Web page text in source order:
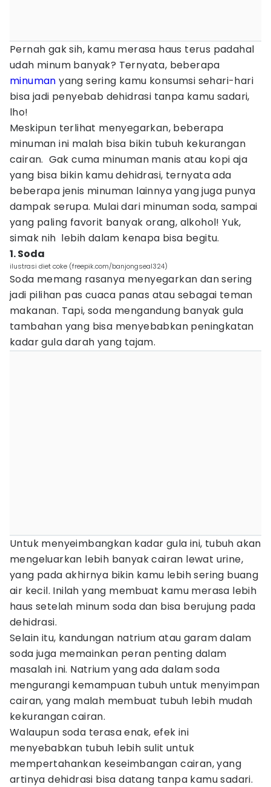
Pernah gak sih, kamu merasa haus terus padahal
udah minum banyak? Ternyata, beberapa
minuman yang sering kamu konsumsi sehari-hari
bisa jadi penyebab dehidrasi tanpa kamu sadari,
lho!
Meskipun terlihat menyegarkan, beberapa
minuman ini malah bisa bikin tubuh kekurangan
cairan. Gak cuma minuman manis atau kopi aja
yang bisa bikin kamu dehidrasi, ternyata ada
beberapa jenis minuman lainnya yang juga punya
dampak serupa. Mulai dari minuman soda, sampai
yang paling favorit banyak orang, alkohol! Yuk,
simak nih lebih dalam kenapa bisa begitu.
1. Soda
ilustrasi diet coke (freepik.com/banjongseal324)
Soda memang rasanya menyegarkan dan sering
jadi pilihan pas cuaca panas atau sebagai teman
makanan. Tapi, soda mengandung banyak gula
tambahan yang bisa menyebabkan peningkatan
kadar gula darah yang tajam.
Untuk menyeimbangkan kadar gula ini, tubuh akan
mengeluarkan lebih banyak cairan lewat urine,
yang pada akhirnya bikin kamu lebih sering buang
air kecil. Inilah yang membuat kamu merasa lebih
haus setelah minum soda dan bisa berujung pada
dehidrasi.
Selain itu, kandungan natrium atau garam dalam
soda juga memainkan peran penting dalam
masalah ini. Natrium yang ada dalam soda
mengurangi kemampuan tubuh untuk menyimpan
cairan, yang malah membuat tubuh lebih mudah
kekurangan cairan.
Walaupun soda terasa enak, efek ini
menyebabkan tubuh lebih sulit untuk
mempertahankan keseimbangan cairan, yang
artinya dehidrasi bisa datang tanpa kamu sadari.